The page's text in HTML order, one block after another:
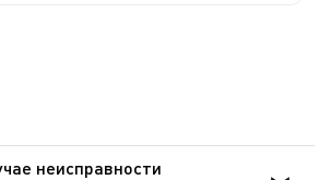
неисправности